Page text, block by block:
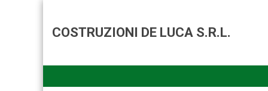
COSTRUZIONI DE LUCA S.R.L.